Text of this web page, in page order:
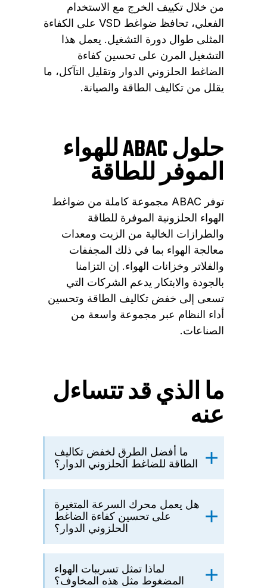
من خلال تكييف الخرج مع الاستخدام
الفعلي، تحافظ ضواغط VSD على الكفاءة
المثلى طوال دورة التشغيل. يعمل هذا
التشغيل المرن على تحسين كفاءة
الضاغط الحلزوني الدوار وتقليل التآكل، ما
يقلل من تكاليف الطاقة والصيانة.
حلول ABAC للهواء
الموفر للطاقة
توفر ABAC مجموعة كاملة من ضواغط
الهواء الحلزونية الموفرة للطاقة
والطرازات الخالية من الزيت ومعدات
معالجة الهواء بما في ذلك المجففات
والفلاتر وخزانات الهواء. إن التزامنا
بالجودة والابتكار يدعم الشركات التي
تسعى إلى خفض تكاليف الطاقة وتحسين
أداء النظام عبر مجموعة واسعة من
الصناعات.
ما الذي قد تتساءل
عنه
ما أفضل الطرق لخفض تكاليف
الطاقة للضاغط الحلزوني الدوار؟
هل يعمل محرك السرعة المتغيرة
على تحسين كفاءة الضاغط
الحلزوني الدوار؟
لماذا تمثل تسريبات الهواء
المضغوط مثل هذه المخاوف؟